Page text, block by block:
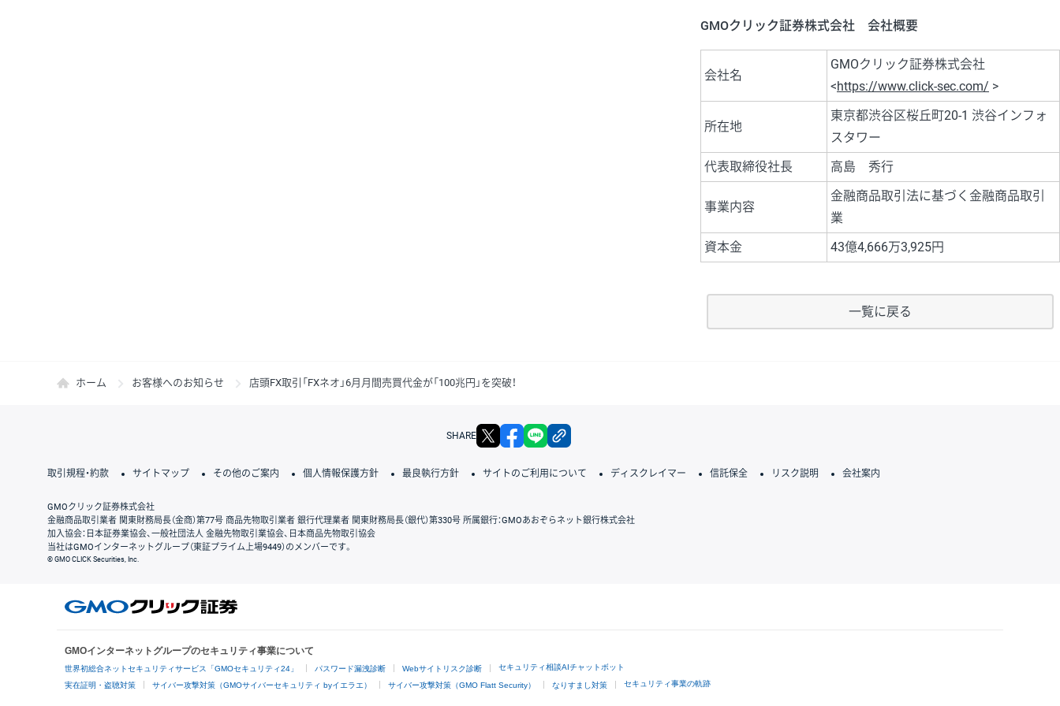
GMOクリック証券株式会社 会社概要
会社名
GMOクリック証券株式会社
<https://www.click-sec.com/ >
所在地
東京都渋谷区桜丘町20-1 渋谷インフォ
スタワー
代表取締役社長
高島 秀行
事業内容
金融商品取引法に基づく金融商品取引
業
資本金
43億4,666万3,925円
一覧に戻る
ホーム お客様へのお知らせ 店頭FX取引「FXネオ」6月月間売買代金が「100兆円」を突破！
SHARE X facebook
取引規程・約款 サイトマップ その他のご案内 個人情報保護方針 最良執行方針 サイトのご利用について ディスクレイマー 信託保全 リスク説明 会社案内
GMOクリック証券株式会社
金融商品取引業者 関東財務局長（金商）第77号 商品先物取引業者 銀行代理業者 関東財務局長（銀代）第330号 所属銀行：GMOあおぞらネット銀行株式会社
加入協会：日本証券業協会、一般社団法人 金融先物取引業協会、日本商品先物取引協会
当社はGMOインターネットグループ（東証プライム上場9449）のメンバーです。
© GMO CLICK Securities, Inc.
GMOインターネットグループのセキュリティ事業について
世界初総合ネットセキュリティサービス「GMOセキュリティ24」 パスワード漏洩診断 Webサイトリスク診断 セキュリティ相談AIチャットボット
実在証明・盗聴対策 サイバー攻撃対策（GMOサイバーセキュリティ byイエラエ） サイバー攻撃対策（GMO Flatt Security） なりすまし対策 セキュリティ事業の軌跡